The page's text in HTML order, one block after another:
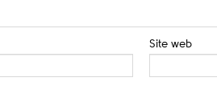
Site web